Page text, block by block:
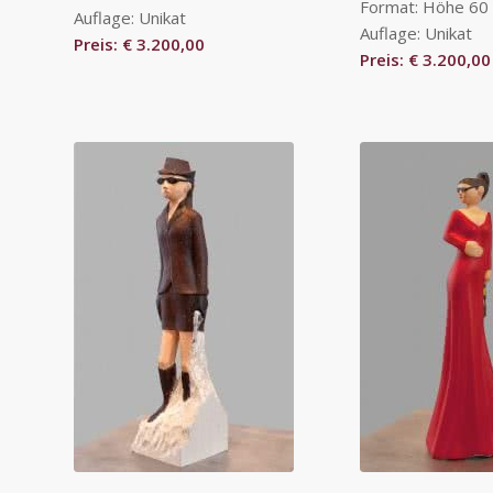
Auflage: Unikat
Preis: € 3.200,00
Format: Höhe 60
Auflage: Unikat
Preis: € 3.200,00